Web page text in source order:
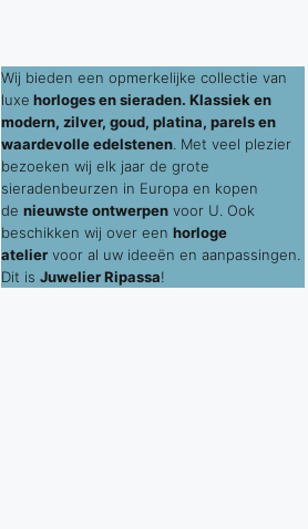
Wij bieden een opmerkelijke collectie van
luxe horloges en sieraden. Klassiek en
modern, zilver, goud, platina, parels en
waardevolle edelstenen . Met veel plezier
bezoeken wij elk jaar de grote
sieradenbeurzen in Europa en kopen
de nieuwste ontwerpen voor U. Ook
beschikken wij over een horloge
atelier voor al uw ideeën en aanpassingen.
Dit is Juwelier Ripassa!